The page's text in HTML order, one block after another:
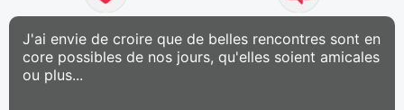
J'ai envie de croire que de belles rencontres sont en
core possibles de nos jours, qu'elles soient amicales
ou plus...